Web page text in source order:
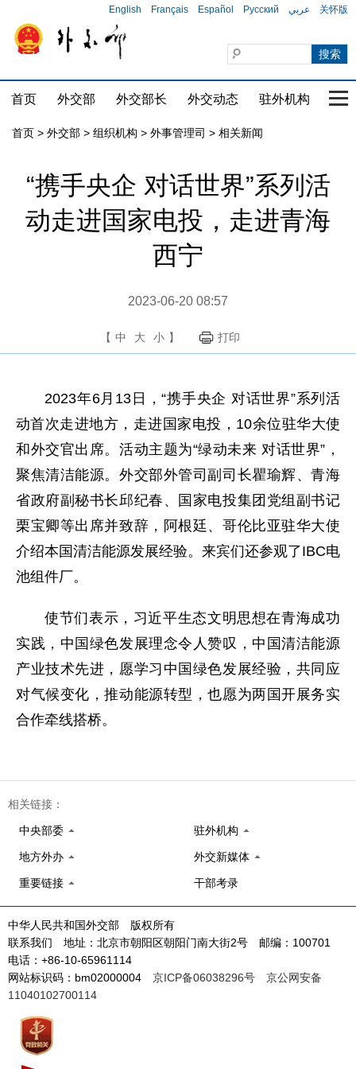
English Français Español Русский عربي 关怀版
首页 外交部 外交部长 外交动态 驻外机构 国
首页 > 外交部 > 组织机构 > 外事管理司 > 相关新闻
“携手央企 对话世界”系列活
动走进国家电投，走进青海
西宁
2023-06-20 08:57
【 中 大 小 】 打印
2023年6月13日，“携手央企 对话世界”系列活
动首次走进地方，走进国家电投，10余位驻华大使
和外交官出席。活动主题为“绿动未来 对话世界”，
聚焦清洁能源。外交部外管司副司长瞿瑜辉、青海
省政府副秘书长邱纪春、国家电投集团党组副书记
栗宝卿等出席并致辞，阿根廷、哥伦比亚驻华大使
介绍本国清洁能源发展经验。来宾们还参观了IBC电
池组件厂。
使节们表示，习近平生态文明思想在青海成功
实践，中国绿色发展理念令人赞叹，中国清洁能源
产业技术先进，愿学习中国绿色发展经验，共同应
对气候变化，推动能源转型，也愿为两国开展务实
合作牵线搭桥。
相关链接：
中央部委 驻外机构
地方外办 外交新媒体
重要链接 干部考录
中华人民共和国外交部 版权所有
联系我们 地址：北京市朝阳区朝阳门南大街2号 邮编：100701
电话：+86-10-65961114
网站标识码：bm02000004 京ICP备06038296号
京公网安备
11040102700114